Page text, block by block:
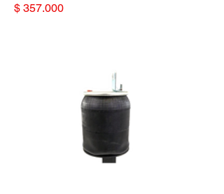
Precio
$ 357.000